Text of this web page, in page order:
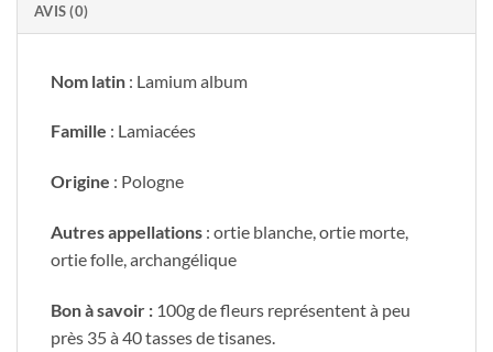
AVIS (0)
Nom latin : Lamium album
Famille : Lamiacées
Origine : Pologne
Autres appellations : ortie blanche, ortie morte,
ortie folle, archangélique
Bon à savoir : 100g de fleurs représentent à peu
près 35 à 40 tasses de tisanes.